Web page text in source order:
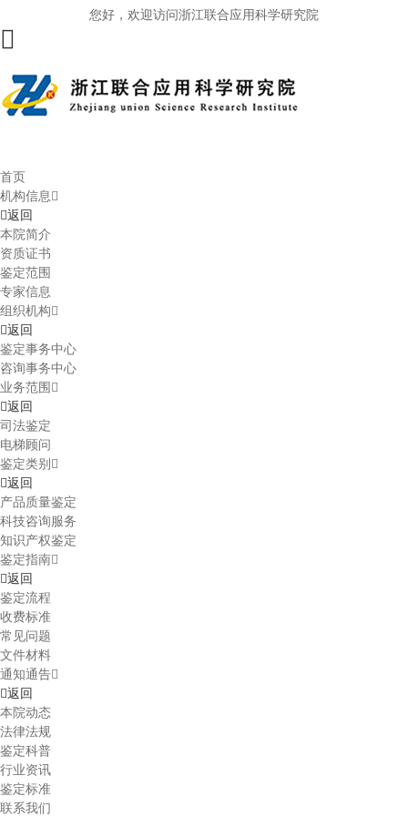
您好，欢迎访问浙江联合应用科学研究院
首页
机构信息
返回
本院简介
资质证书
鉴定范围
专家信息
组织机构
返回
鉴定事务中心
咨询事务中心
业务范围
返回
司法鉴定
电梯顾问
鉴定类别
返回
产品质量鉴定
科技咨询服务
知识产权鉴定
鉴定指南
返回
鉴定流程
收费标准
常见问题
文件材料
通知通告
返回
本院动态
法律法规
鉴定科普
行业资讯
鉴定标准
联系我们